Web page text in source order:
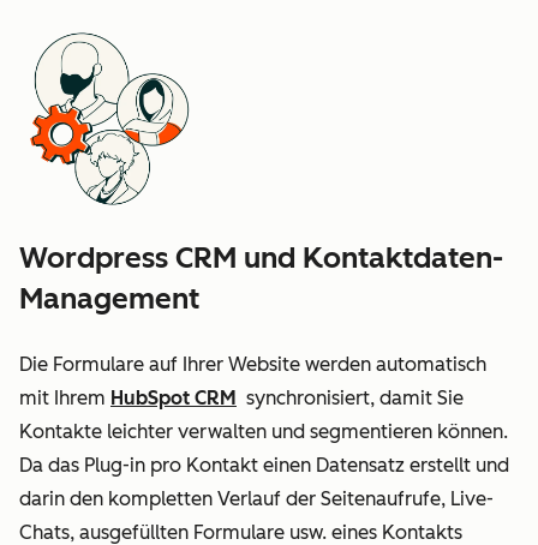
Wordpress CRM und Kontaktdaten-
Management
Die Formulare auf Ihrer Website werden automatisch
mit Ihrem HubSpot CRM synchronisiert, damit Sie
Kontakte leichter verwalten und segmentieren können.
Da das Plug-in pro Kontakt einen Datensatz erstellt und
darin den kompletten Verlauf der Seitenaufrufe, Live-
Chats, ausgefüllten Formulare usw. eines Kontakts